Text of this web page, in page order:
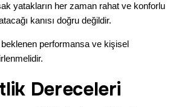
yatakların her zaman rahat ve konforlu
kanısı doğru değildir.
performansa ve kişisel
Dereceleri